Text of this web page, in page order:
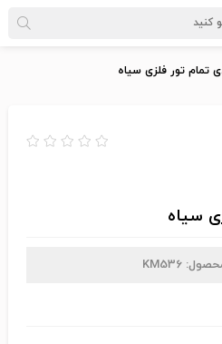
تمام تور فلزی سیاه
سیاه
KM536